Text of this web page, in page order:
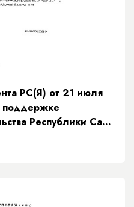
РС(Я) от 21 июля
Республики Саха